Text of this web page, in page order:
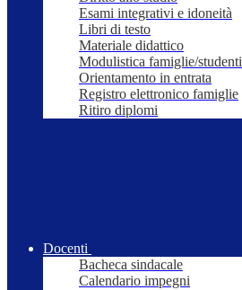
Esami integrativi e idoneità
Libri di testo
Materiale didattico
Modulistica famiglie/studenti
Orientamento in entrata
Registro elettronico famiglie
Ritiro diplomi
Docenti
Bacheca sindacale
Calendario impegni